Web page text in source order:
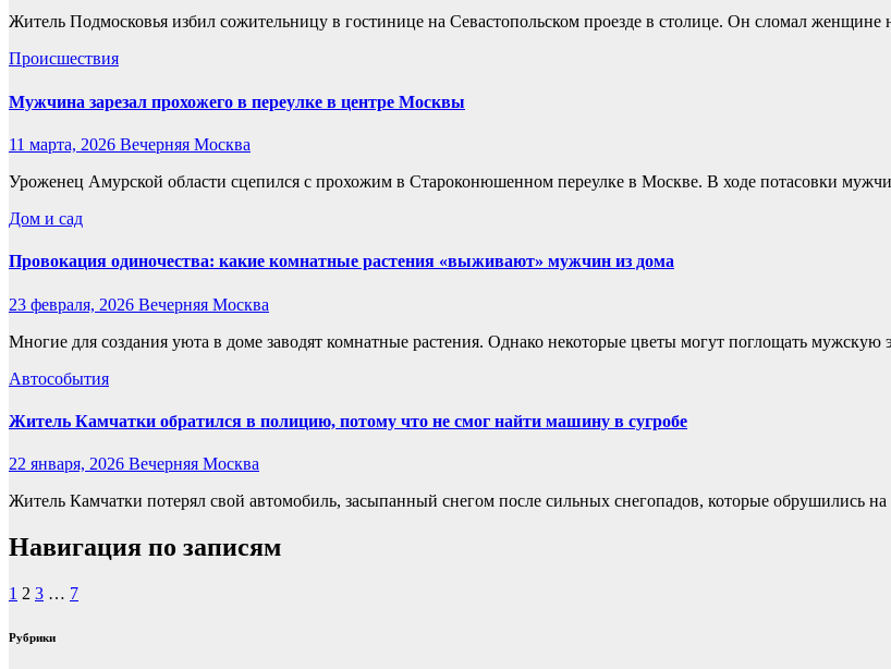
Житель Подмосковья избил сожительницу в гостинице на Севастопольском проезде в столице. Он сломал
Происшествия
Мужчина зарезал прохожего в переулке в центре Москвы
11 марта, 2026 Вечерняя Москва
Уроженец Амурской области сцепился с прохожим в Староконюшенном переулке в Москве. В ходе потасовки
Дом и сад
Провокация одиночества: какие комнатные растения «выживают» мужчин из дома
23 февраля, 2026 Вечерняя Москва
Многие для создания уюта в доме заводят комнатные растения. Однако некоторые цветы могут поглощать
Автособытия
Житель Камчатки обратился в полицию, потому что не смог найти машину в сугробе
22 января, 2026 Вечерняя Москва
Житель Камчатки потерял свой автомобиль, засыпанный снегом после сильных снегопадов, которые обрушились
Навигация по записям
1 2 3 … 7
Рубрики